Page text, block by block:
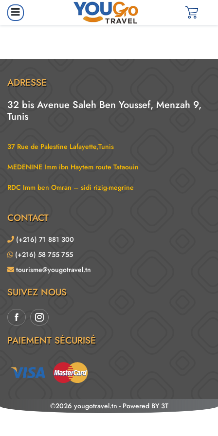
ADRESSE
32 bis Avenue Saleh Ben Youssef, Menzah 9,
Tunis
37 Rue de Palestine Lafayette,Tunis
MEDENINE Imm ibn Haytem route Tataouin
RDC Imm ben Omran – sidi rizig-megrine
CONTACT
(+216) 71 881 300
(+216) 58 755 755
tourisme@yougotravel.tn
SUIVEZ NOUS
PAIEMENT SÉCURISÉ
©2026 yougotravel.tn - Powered BY 3T